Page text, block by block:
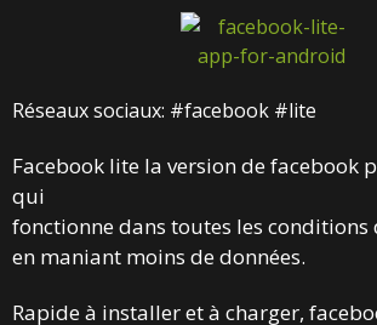
Réseaux sociaux: #facebook #lite
Facebook lite la version de facebook
qui
fonctionne dans toutes les
en maniant moins de données.
Rapide à installer et à charger,